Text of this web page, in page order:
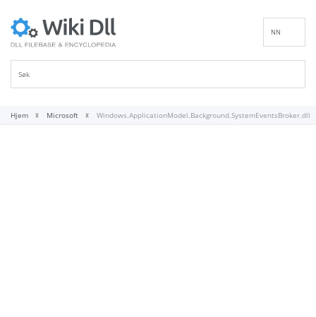
NN
Hjem Microsoft Windows.ApplicationModel.Background.SystemEventsBroker.dll